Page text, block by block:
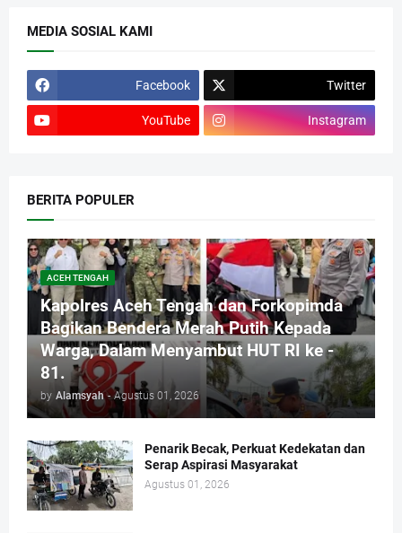
MEDIA SOSIAL KAMI
Facebook Twitter
YouTube Instagram
BERITA POPULER
ACEH TENGAH
Kapolres Aceh Tengah dan Forkopimda
Bagikan Bendera Merah Putih Kepada
Warga, Dalam Menyambut HUT RI ke -
81.
by Alamsyah - Agustus 01, 2026
Penarik Becak, Perkuat Kedekatan dan
Serap Aspirasi Masyarakat
Agustus 01, 2026